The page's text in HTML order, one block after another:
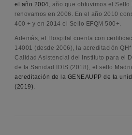
el año 2004, año que obtuvimos el
renovamos en 2006. En el año 2010
400 + y en 2014 el Sello EFQM 500+.
Además, el Hospital cuenta con
14001 (desde 2006), la acreditación
Calidad Asistencial del Instituto para el
de la Sanidad IDIS (2018), el sello
acreditación de la GENEAUPP de la
(2019).